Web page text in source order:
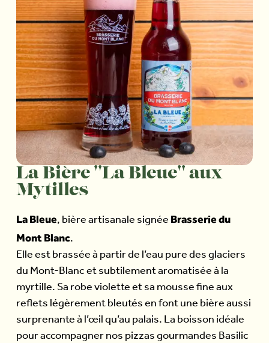
La Bière ''La Bleue'' aux
Mytilles
La Bleue, bière artisanale signée Brasserie du
Mont Blanc.
Elle est brassée à partir de l’eau pure des glaciers
du Mont-Blanc et subtilement aromatisée à la
myrtille. Sa robe violette et sa mousse fine aux
reflets légèrement bleutés en font une bière aussi
surprenante à l’œil qu’au palais. La boisson idéale
pour accompagner nos pizzas gourmandes Basilic